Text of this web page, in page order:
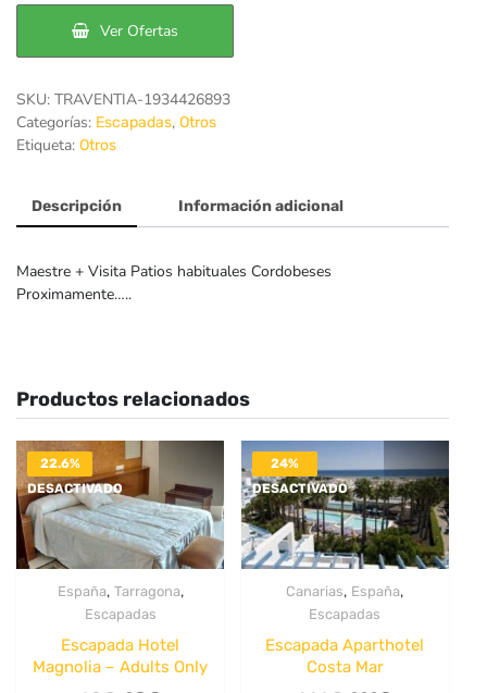
era:
203€.
es:
157€.
Ver Ofertas
SKU: TRAVENTIA-1934426893
Categorías: Escapadas, Otros
Etiqueta: Otros
Descripción Información adicional
Maestre + Visita Patios habituales Cordobeses
Proximamente…..
Productos relacionados
22.6%
DESACTIVADO
España, Tarragona,
Escapadas
Escapada Hotel
Magnolia – Adults Only
24%
DESACTIVADO
Canarias, España,
Escapadas
Escapada Aparthotel
Costa Mar